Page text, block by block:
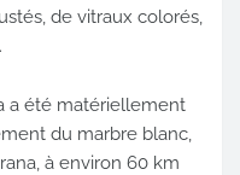
de vitraux colorés,
a été matériellement
du marbre blanc,
à environ 60 km